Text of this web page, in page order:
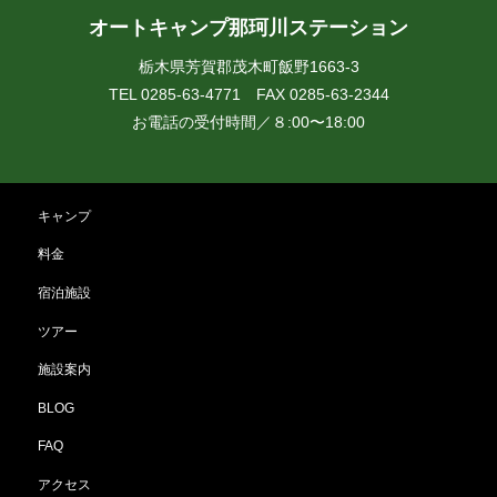
オートキャンプ那珂川ステーション
栃木県芳賀郡茂木町飯野1663-3
TEL 0285-63-4771 FAX 0285-63-2344
お電話の受付時間／８:00〜18:00
キャンプ
料金
宿泊施設
ツアー
施設案内
BLOG
FAQ
アクセス